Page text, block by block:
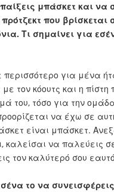
μπάσκετ και να
που βρίσκεται
Τι σημαίνει για
περισσότερο για μένα
τον κόουτς και η πίστη
του, τόσο για την
να έχω σε
είναι μπάσκετ.
καλείσαι να παλεύεις
τον καλύτερό σου
το να